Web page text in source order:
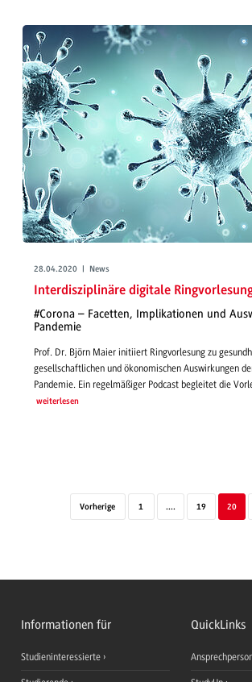
28.04.2020 | News
Interdisziplinäre digitale
#Corona – Facetten, Implikationen und
Pandemie
Prof. Dr. Björn Maier initiiert Ringvorlesung zu
gesellschaftlichen und ökonomischen Auswirkungen
Pandemie. Ein regelmäßiger Podcast begleitet die
weiterlesen
Vorherige 1 .... 19 20
Informationen für
Studieninteressierte
QuickLinks